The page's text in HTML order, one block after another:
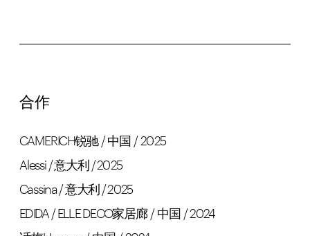
合作
CAMERICH锐驰 / 中国 / 2025
Alessi / 意大利 / 2025
Cassina / 意大利 / 2025
EDIDA / ELLE DECO家居廊 / 中国 / 2024